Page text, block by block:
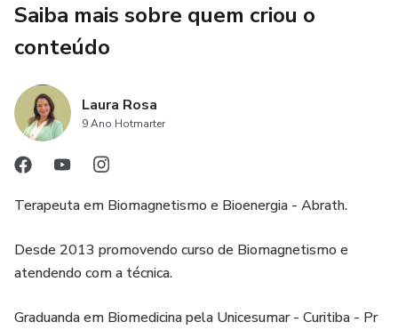
Saiba mais sobre quem criou o
conteúdo
Laura Rosa
9 Ano Hotmarter
Terapeuta em Biomagnetismo e Bioenergia - Abrath.
Desde 2013 promovendo curso de Biomagnetismo e
atendendo com a técnica.
Graduanda em Biomedicina pela Unicesumar - Curitiba - Pr